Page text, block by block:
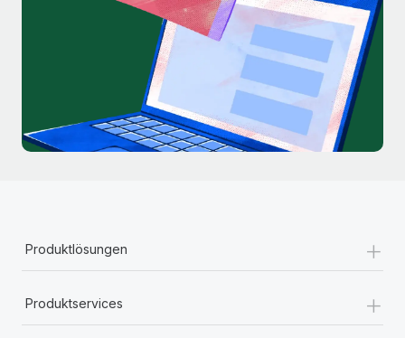
Produktlösungen +
Produktservices +